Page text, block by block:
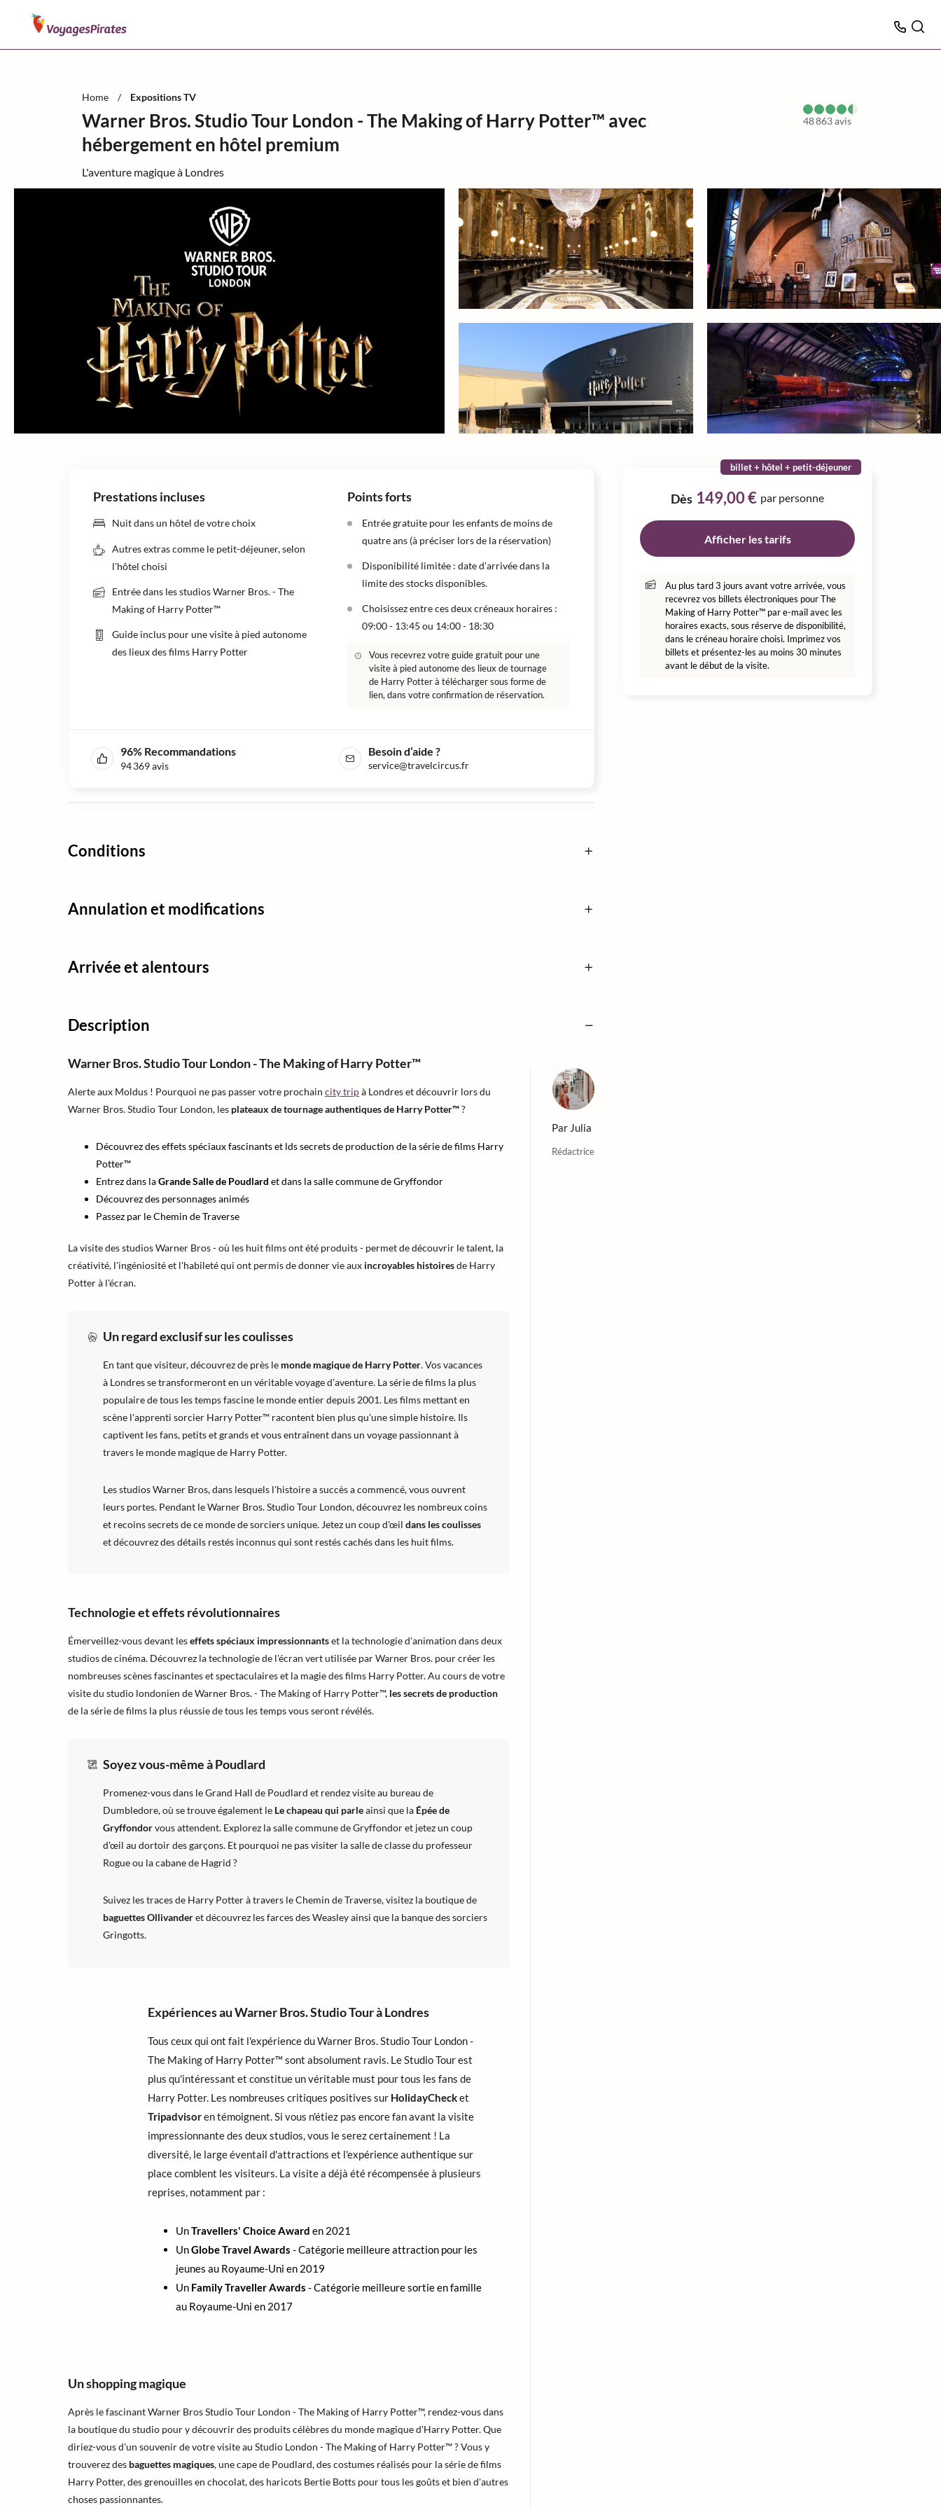
Home / Expositions TV
Warner Bros. Studio Tour London - The Making of Harry Potter™ avec
hébergement en hôtel premium
48 863avis
L'aventure magique à Londres
billet + hôtel + petit-déjeuner
Dès 149,00 € par personne
Afficher les tarifs
Au plus tard 3 jours avant votre arrivée, vous
recevrez vos billets électroniques pour The
Making of Harry Potter™ par e-mail avec les
horaires exacts, sous réserve de disponibilité,
dans le créneau horaire choisi. Imprimez vos
billets et présentez-les au moins 30 minutes
avant le début de la visite.
Prestations incluses
Nuit dans un hôtel de votre choix
Autres extras comme le petit-déjeuner, selon
l'hôtel choisi
Entrée dans les studios Warner Bros. - The
Making of Harry Potter™
Guide inclus pour une visite à pied autonome
des lieux des films Harry Potter
Points forts
Entrée gratuite pour les enfants de moins de
quatre ans (à préciser lors de la réservation)
Disponibilité limitée : date d'arrivée dans la
limite des stocks disponibles.
Choisissez entre ces deux créneaux horaires :
09:00 - 13:45 ou 14:00 - 18:30
Vous recevrez votre guide gratuit pour une
visite à pied autonome des lieux de tournage
de Harry Potter à télécharger sous forme de
lien, dans votre confirmation de réservation.
96% Recommandations
94 369avis
Besoin d’aide ?
service@travelcircus.fr
Conditions
Annulation et modifications
Arrivée et alentours
Description
Warner Bros. Studio Tour London - The Making of Harry Potter™
Alerte aux Moldus ! Pourquoi ne pas passer votre prochain city tripà Londres et découvrir lors du
Warner Bros. Studio Tour London, les plateaux de tournage authentiques de Harry Potter™?
Découvrez des effets spéciaux fascinants et lds secrets de production de la série de films Harry
Potter™
Entrez dans laGrande Salle de Poudlard et dans la salle commune de Gryffondor
Découvrez des personnages animés
Passez par le Chemin de Traverse
La visite des studios Warner Bros - où les huit films ont été produits - permet de découvrir le talent, la
créativité, l'ingéniosité et l'habileté qui ont permis de donner vie aux incroyables histoiresde Harry
Potter à l'écran.
Un regard exclusif sur les coulisses
En tant que visiteur, découvrez de près le monde magique de Harry Potter. Vos vacances
à Londres se transformeront en un véritable voyage d'aventure. La série de films la plus
populaire de tous les temps fascine le monde entier depuis 2001. Les films mettant en
scène l'apprenti sorcier Harry Potter™ racontent bien plus qu'une simple histoire. Ils
captivent les fans, petits et grands et vous entraînent dans un voyage passionnant à
travers le monde magique de Harry Potter.
Les studios Warner Bros, dans lesquels l'histoire a succès a commencé, vous ouvrent
leurs portes. Pendant le Warner Bros. Studio Tour London, découvrez les nombreux coins
et recoins secrets de ce monde de sorciers unique. Jetez un coup d'œil dans les coulisses
et découvrez des détails restés inconnus qui sont restés cachés dans les huit films.
Technologie et effets révolutionnaires
Émerveillez-vous devant leseffets spéciaux impressionnantset la technologie d'animation dans deux
studios de cinéma. Découvrez la technologie de l'écran vert utilisée par Warner Bros. pour créer les
nombreuses scènes fascinantes et spectaculaires et la magie des films Harry Potter. Au cours de votre
visite du studio londonien de Warner Bros. - The Making of Harry Potter™, les secrets de production
de la série de films la plus réussie de tous les temps vous seront révélés.
Soyez vous-même à Poudlard
Promenez-vous dans le Grand Hall de Poudlard et rendez visite au bureau de
Dumbledore, où se trouve également le Le chapeau qui parleainsi que la Épée de
Gryffondorvous attendent. Explorez la salle commune de Gryffondor et jetez un coup
d'œil au dortoir des garçons. Et pourquoi ne pas visiter la salle de classe du professeur
Rogue ou la cabane de Hagrid ?
Suivez les traces de Harry Potter à travers le Chemin de Traverse, visitez la boutique de
baguettes Ollivanderet découvrez les farces des Weasley ainsi que la banque des sorciers
Gringotts.
Expériences au Warner Bros. Studio Tour à Londres
Tous ceux qui ont fait l'expérience du Warner Bros. Studio Tour London -
The Making of Harry Potter™ sont absolument ravis. Le Studio Tour est
plus qu'intéressant et constitue un véritable must pour tous les fans de
Harry Potter. Les nombreuses critiques positives sur HolidayChecket
Tripadvisoren témoignent. Si vous n'étiez pas encore fan avant la visite
impressionnante des deux studios, vous le serez certainement ! La
diversité, le large éventail d'attractions et l'expérience authentique sur
place comblent les visiteurs. La visite a déjà été récompensée à plusieurs
reprises, notamment par :
UnTravellers' Choice Award en 2021
UnGlobe Travel Awards - Catégorie meilleure attraction pour les
jeunes au Royaume-Uni en 2019
Un Family Traveller Awards - Catégorie meilleure sortie en famille
au Royaume-Uni en 2017
Un shopping magique
Après le fascinant Warner Bros Studio Tour London - The Making of Harry Potter™, rendez-vous dans
la boutique du studio pour y découvrir des produits célèbres du monde magique d'Harry Potter. Que
diriez-vous d'un souvenir de votre visite au Studio London - The Making of Harry Potter™ ? Vous y
trouverez des baguettes magiques, une cape de Poudlard, des costumes réalisés pour la série de films
Harry Potter, des grenouilles en chocolat, des haricots Bertie Botts pour tous les goûts et bien d'autres
choses passionnantes.
Par Julia
Rédactrice